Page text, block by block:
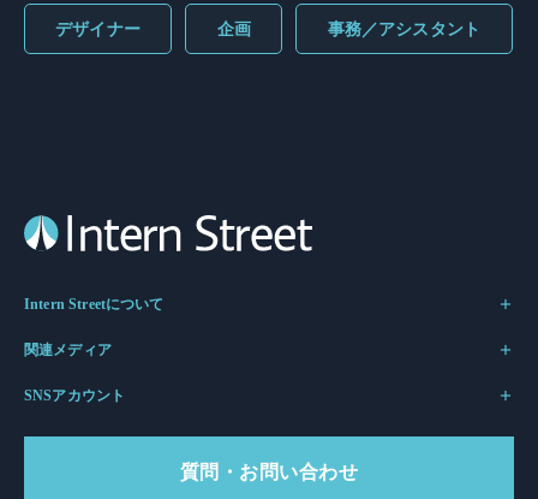
デザイナー 企画 事務／アシスタント
Intern Streetについて
関連メディア
SNSアカウント
質問・お問い合わせ